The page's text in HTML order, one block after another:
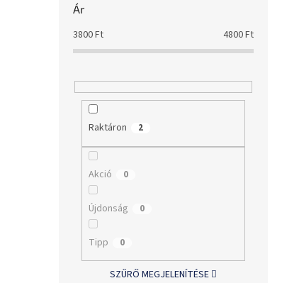
Ár
3800Ft 4800Ft
Raktáron 2
Akció 0
Újdonság 0
Tipp 0
SZŰRŐ MEGJELENÍTÉSE